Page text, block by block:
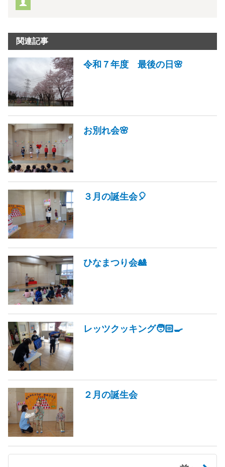
関連記事
令和７年度 最後の日🌸
お別れ会🌸
３月の誕生会🎈
ひなまつり会🎎
レッツクッキング🧑🏻‍🍳
２月の誕生会